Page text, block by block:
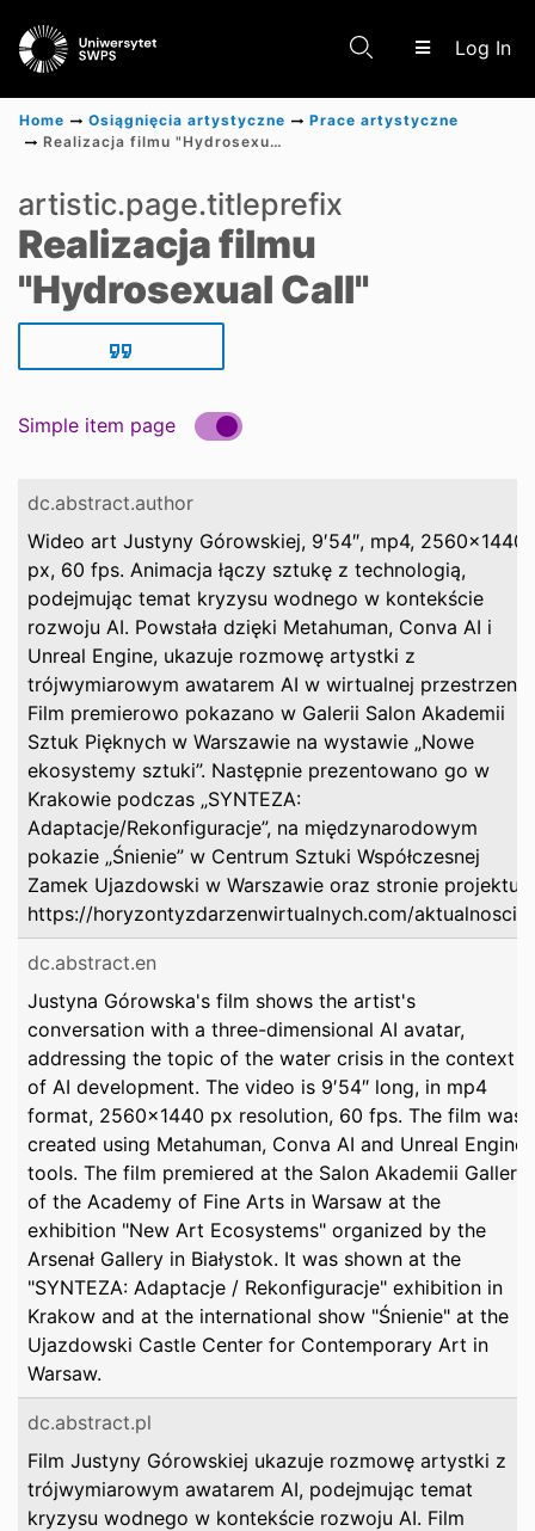
Log In
Scientific research results
Home Osiągnięcia artystyczne
Prace artystyczne
Realizacja filmu "Hydrosexual Call"
artistic.page.titleprefix
Realizacja filmu
"Hydrosexual Call"
Simple item page
dc.abstract.author
Wideo art Justyny Górowskiej, 9′54″, mp4, 2560×1440
px, 60 fps. Animacja łączy sztukę z technologią,
podejmując temat kryzysu wodnego w kontekście
rozwoju AI. Powstała dzięki Metahuman, Conva AI i
Unreal Engine, ukazuje rozmowę artystki z
trójwymiarowym awatarem AI w wirtualnej przestrzeni.
Film premierowo pokazano w Galerii Salon Akademii
Sztuk Pięknych w Warszawie na wystawie „Nowe
ekosystemy sztuki”. Następnie prezentowano go w
Krakowie podczas „SYNTEZA:
Adaptacje/Rekonfiguracje”, na międzynarodowym
pokazie „Śnienie” w Centrum Sztuki Współczesnej
Zamek Ujazdowski w Warszawie oraz stronie projektu
https://horyzontyzdarzenwirtualnych.com/aktualnosci/.
dc.abstract.en
Justyna Górowska's film shows the artist's
conversation with a three-dimensional AI avatar,
addressing the topic of the water crisis in the context
of AI development. The video is 9′54″ long, in mp4
format, 2560×1440 px resolution, 60 fps. The film was
created using Metahuman, Conva AI and Unreal Engine
tools. The film premiered at the Salon Akademii Gallery
of the Academy of Fine Arts in Warsaw at the
exhibition "New Art Ecosystems" organized by the
Arsenał Gallery in Białystok. It was shown at the
"SYNTEZA: Adaptacje / Rekonfiguracje" exhibition in
Krakow and at the international show "Śnienie" at the
Ujazdowski Castle Center for Contemporary Art in
Warsaw.
dc.abstract.pl
Film Justyny Górowskiej ukazuje rozmowę artystki z
trójwymiarowym awatarem AI, podejmując temat
kryzysu wodnego w kontekście rozwoju AI. Film